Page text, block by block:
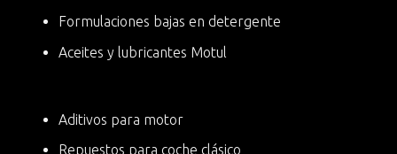
Formulaciones bajas en detergente
Aceites y lubricantes Motul
Aditivos para motor
Repuestos para coche clásico